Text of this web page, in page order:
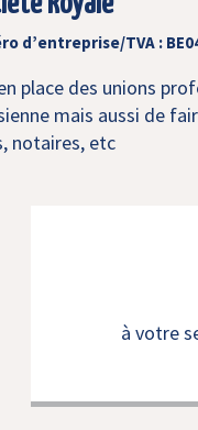
d’entreprise/TVA :
place des unions
mais aussi de
notaires, etc
à votre